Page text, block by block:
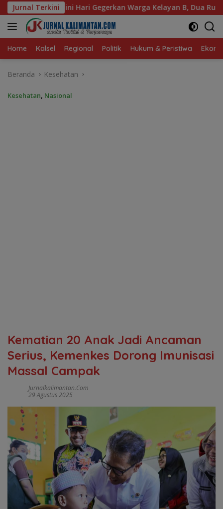
Langsung
ke
konten
Jurnal Terkini
Warga Kelayan B, Dua Rumah dan Bedakan Terbakar
Home Kalsel Regional Politik Hukum & Peristiwa
Beranda Kesehatan
Kesehatan, Nasional
Kematian 20 Anak Jadi Ancaman
Serius, Kemenkes Dorong Imunisasi
Massal Campak
Jurnalkalimantan.com
29 Agustus 2025